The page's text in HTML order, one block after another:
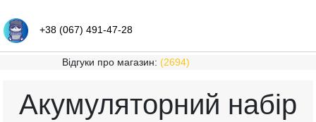
+38 (067) 491-47-28
Відгуки про магазин: (2694)
Акумуляторний набір